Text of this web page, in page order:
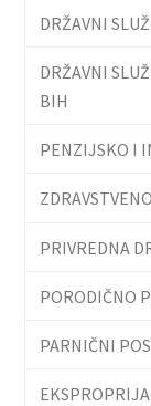
DRŽAVNI
DRŽAVNI
BIH
PENZIJSKO I
PRIVREDNA
PORODIČNO
PARNIČNI